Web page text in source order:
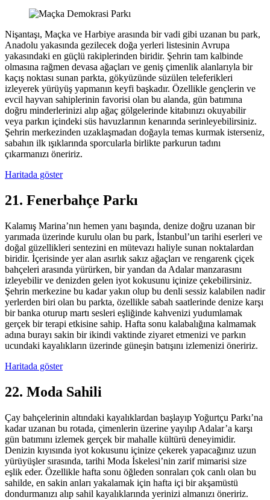
Nişantaşı, Maçka ve Harbiye arasında bir vadi gibi uzanan bu park,
Anadolu yakasında gezilecek doğa yerleri listesinin Avrupa
yakasındaki en güçlü rakiplerinden biridir. Şehrin tam kalbinde
olmasına rağmen devasa ağaçları ve geniş çimenlik alanlarıyla bir
kaçış noktası sunan parkta, gökyüzünde süzülen teleferikleri
izleyerek yürüyüş yapmanın keyfi başkadır. Özellikle gençlerin ve
evcil hayvan sahiplerinin favorisi olan bu alanda, gün batımına
doğru minderlerinizi alıp ağaç gölgelerinde kitabınızı okuyabilir
veya parkın içindeki süs havuzlarının kenarında serinleyebilirsiniz.
Şehrin merkezinden uzaklaşmadan doğayla temas kurmak isterseniz,
sabahın ilk ışıklarında sporcularla birlikte parkurun tadını
çıkarmanızı öneririz.
Haritada göster
21. Fenerbahçe Parkı
Kalamış Marina’nın hemen yanı başında, denize doğru uzanan bir
yarımada üzerinde kurulu olan bu park, İstanbul’un tarihi eserleri ve
doğal güzellikleri sentezini en mütevazı haliyle sunan noktalardan
biridir. İçerisinde yer alan asırlık sakız ağaçları ve rengarenk çiçek
bahçeleri arasında yürürken, bir yandan da Adalar manzarasını
izleyebilir ve denizden gelen iyot kokusunu içinize çekebilirsiniz.
Şehrin merkezine bu kadar yakın olup bu denli sessiz kalabilen nadir
yerlerden biri olan bu parkta, özellikle sabah saatlerinde denize karşı
bir banka oturup martı sesleri eşliğinde kahvenizi yudumlamak
gerçek bir terapi etkisine sahip. Hafta sonu kalabalığına kalmamak
adına burayı sakin bir ikindi vaktinde ziyaret etmenizi ve parkın
ucundaki kayalıkların üzerinde güneşin batışını izlemenizi öneririz.
Haritada göster
22. Moda Sahili
Çay bahçelerinin altındaki kayalıklardan başlayıp Yoğurtçu Parkı’na
kadar uzanan bu rotada, çimenlerin üzerine yayılıp Adalar’a karşı
gün batımını izlemek gerçek bir mahalle kültürü deneyimidir.
Denizin kıyısında iyot kokusunu içinize çekerek yapacağınız uzun
yürüyüşler sırasında, tarihi Moda İskelesi’nin zarif mimarisi size
eşlik eder. Özellikle hafta sonu öğleden sonraları çok canlı olan bu
sahilde, en sakin anları yakalamak için hafta içi bir akşamüstü
dondurmanızı alıp sahil kayalıklarında yerinizi almanızı öneririz.